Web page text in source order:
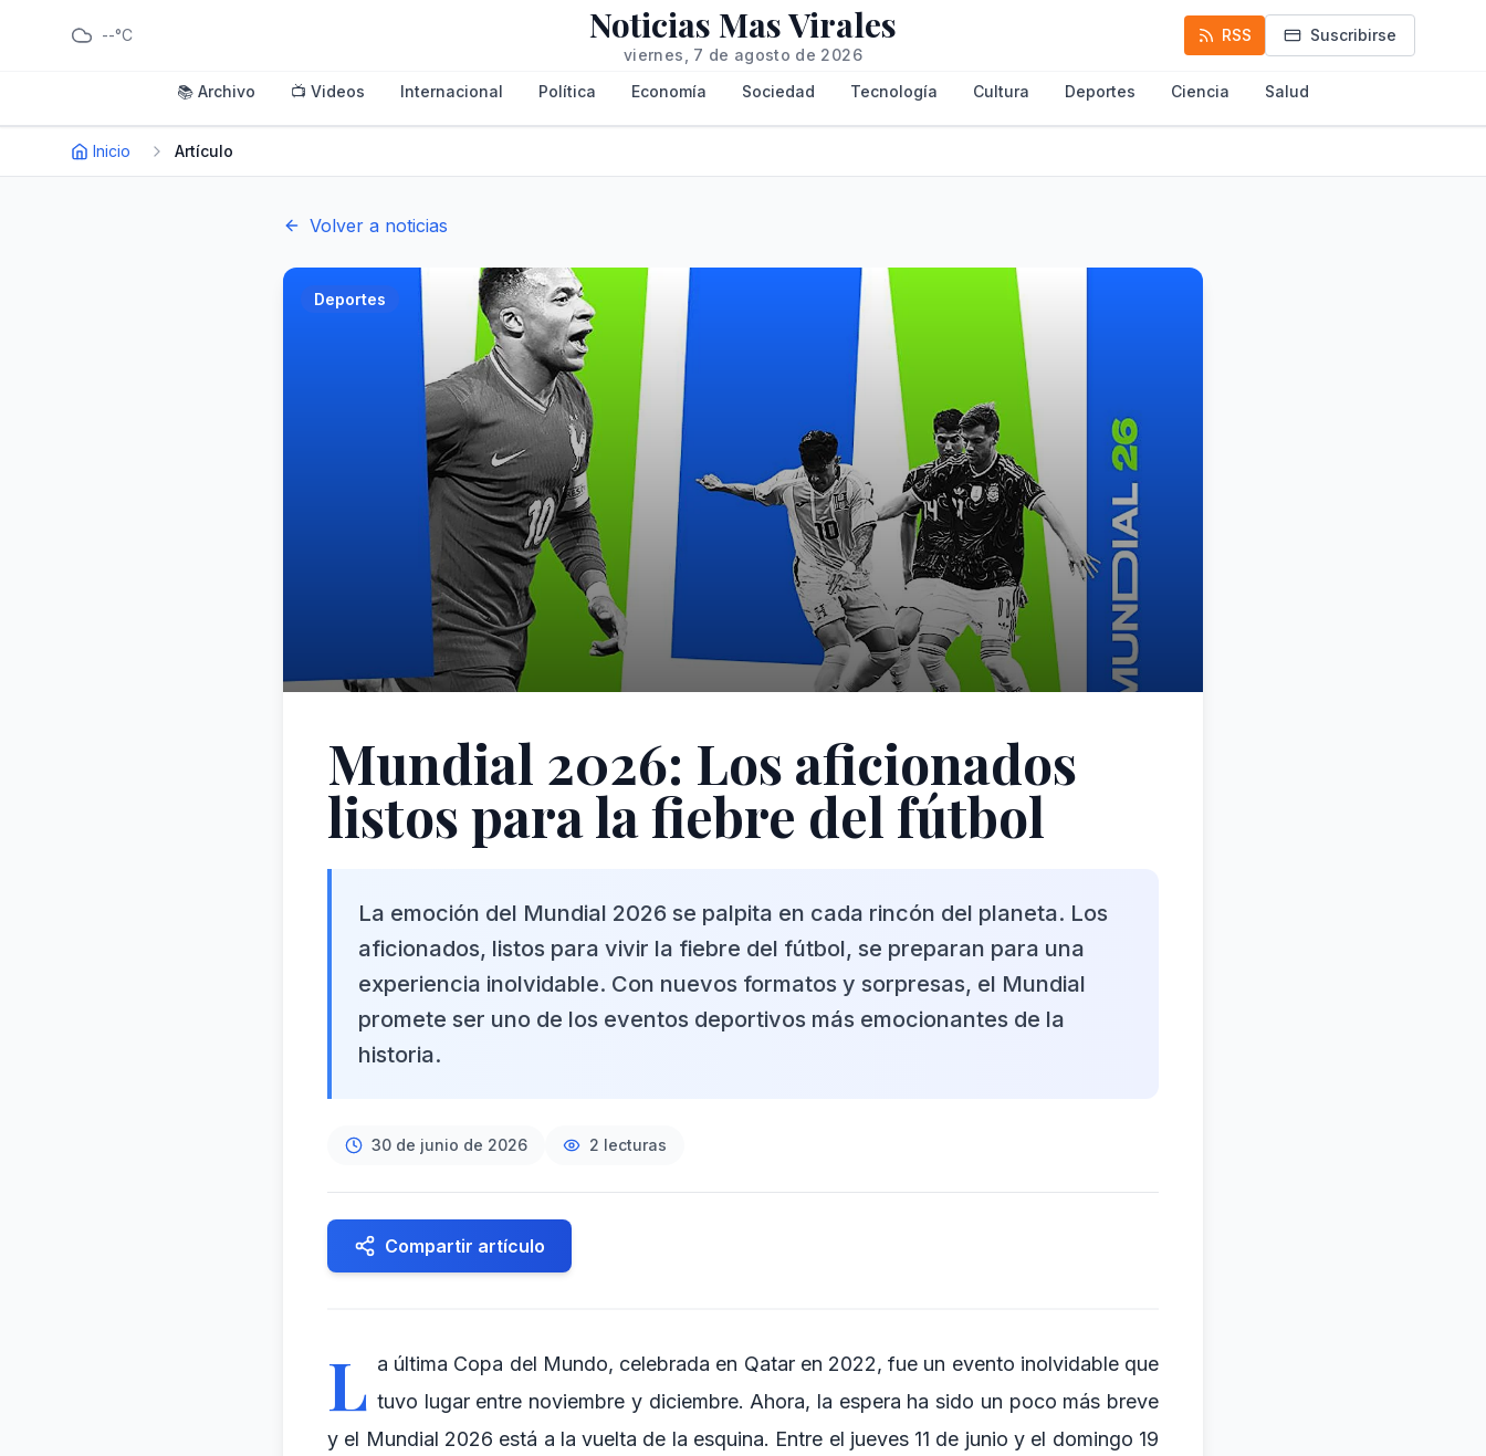
--°C Noticias Mas Virales
viernes, 7 de agosto de 2026
RSS Suscribirse
📚 Archivo 📺 Videos Internacional Política Economía Sociedad Tecnología Cultura Deportes Ciencia Salud
Inicio Artículo
Volver a noticias
Deportes
Mundial 2026: Los aficionados
listos para la fiebre del fútbol
La emoción del Mundial 2026 se palpita en cada rincón del planeta. Los
aficionados, listos para vivir la fiebre del fútbol, se preparan para una
experiencia inolvidable. Con nuevos formatos y sorpresas, el Mundial
promete ser uno de los eventos deportivos más emocionantes de la
historia.
30 de junio de 2026 2 lecturas
Compartir artículo
L a última Copa del Mundo, celebrada en Qatar en 2022, fue un evento inolvidable que
tuvo lugar entre noviembre y diciembre. Ahora, la espera ha sido un poco más breve
y el Mundial 2026 está a la vuelta de la esquina. Entre el jueves 11 de junio y el domingo 19